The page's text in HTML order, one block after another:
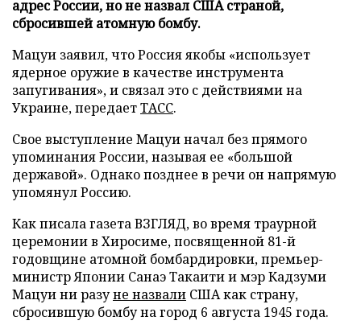
адрес России, но не назвал США страной,
сбросившей атомную бомбу.
Мацуи заявил, что Россия якобы «использует
ядерное оружие в качестве инструмента
запугивания», и связал это с действиями на
Украине, передаетТАСС.
Свое выступление Мацуи начал без прямого
упоминания России, называя ее «большой
державой». Однако позднее в речи он напрямую
упомянул Россию.
Как писала газета ВЗГЛЯД, во время траурной
церемонии в Хиросиме, посвященной 81-й
годовщине атомной бомбардировки, премьер-
министр Японии Санаэ Такаити и мэр Кадзуми
Мацуи ни разуне назвали США как страну,
сбросившую бомбу на город 6 августа 1945 года.